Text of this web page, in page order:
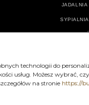
technologii do
usług. Możesz wybrać,
na stronie https://
JADALNIA
SYPIALNIA